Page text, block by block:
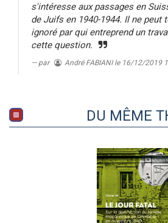
s'intéresse aux passages en
de Juifs en 1940-1944. Il ne peut
ignoré par qui entreprend un
cette question.
par André FABIANI le 16/12/2019
DU MÊME